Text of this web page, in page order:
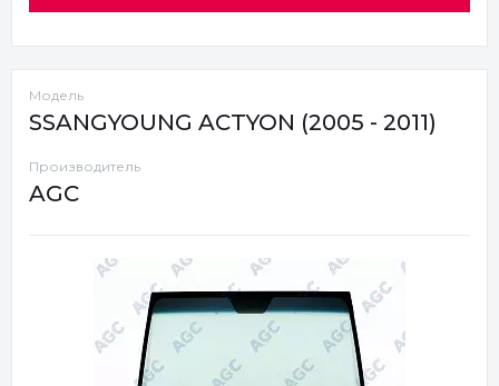
Модель
SSANGYOUNG ACTYON (2005 - 2011)
Производитель
AGC